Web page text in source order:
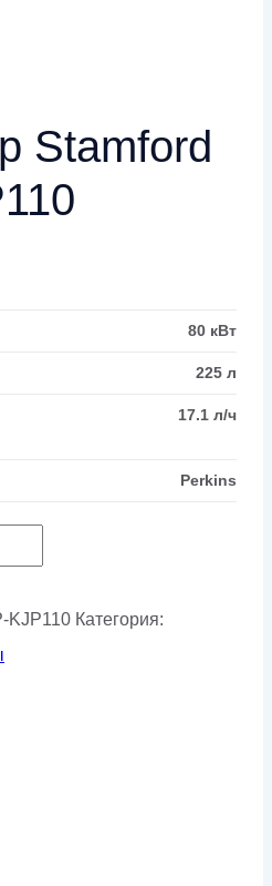
Stamford
80 кВт
225 л
17.1 л/ч
Perkins
KJP110 Категория: